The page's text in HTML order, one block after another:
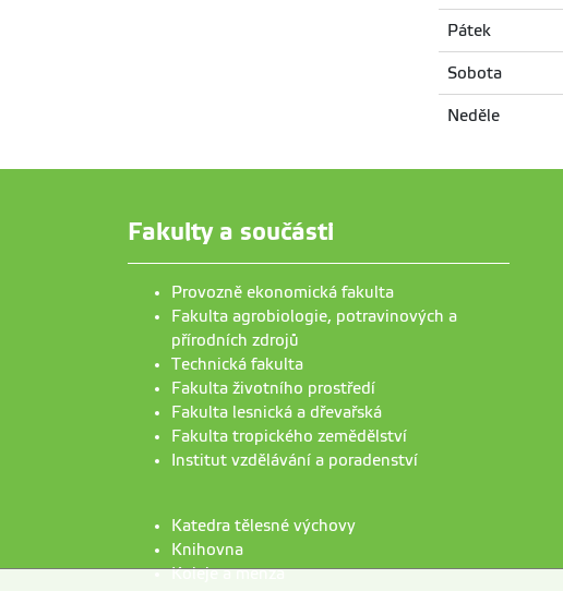
Pátek
Sobota
Neděle
Fakulty a součásti
Provozně ekonomická fakulta
Fakulta agrobiologie, potravinových a
přírodních zdrojů
Technická fakulta
Fakulta životního prostředí
Fakulta lesnická a dřevařská
Fakulta tropického zemědělství
Institut vzdělávání a poradenství
Katedra tělesné výchovy
Knihovna
Koleje a menza